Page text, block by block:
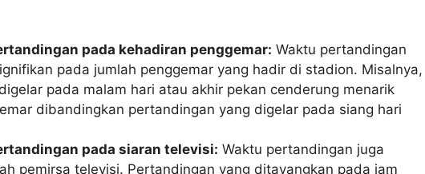
pada kehadiran penggemar: Waktu pertandingan
pada jumlah penggemar yang hadir di stadion. Misalnya,
pada malam hari atau akhir pekan cenderung menarik
dibandingkan pertandingan yang digelar pada siang hari
pada siaran televisi: Waktu pertandingan juga
pemirsa televisi. Pertandingan yang ditayangkan pada jam